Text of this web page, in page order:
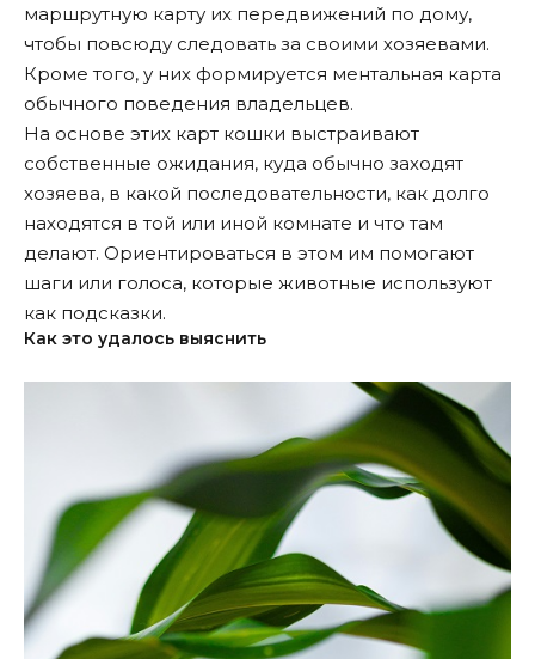
маршрутную карту их передвижений по дому,
чтобы повсюду следовать за своими хозяевами.
Кроме того, у них формируется ментальная карта
обычного поведения владельцев.
На основе этих карт кошки выстраивают
собственные ожидания, куда обычно заходят
хозяева, в какой последовательности, как долго
находятся в той или иной комнате и что там
делают. Ориентироваться в этом им помогают
шаги или голоса, которые животные используют
как подсказки.
Как это удалось выяснить